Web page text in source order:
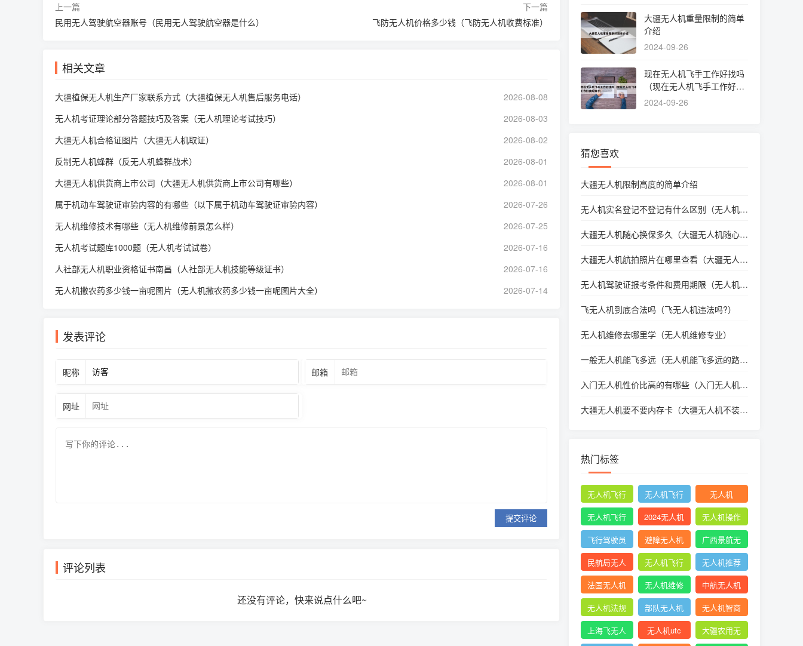
上一篇
民用无人驾驶航空器账号（民用无人驾驶航空器是什么）
下一篇
飞防无人机价格多少钱（飞防无人机收费标准）
相关文章
大疆植保无人机生产厂家联系方式（大疆植保无人机售后服务电话）
2026-08-08
无人机考证理论部分答题技巧及答案（无人机理论考试技巧）
2026-08-03
大疆无人机合格证图片（大疆无人机取证）
2026-08-02
反制无人机蜂群（反无人机蜂群战术）
2026-08-01
大疆无人机供货商上市公司（大疆无人机供货商上市公司有哪些）
2026-08-01
属于机动车驾驶证审验内容的有哪些（以下属于机动车驾驶证审验内容）
2026-07-26
无人机维修技术有哪些（无人机维修前景怎么样）
2026-07-25
无人机考试题库1000题（无人机考试试卷）
2026-07-16
人社部无人机职业资格证书南昌（人社部无人机技能等级证书）
2026-07-16
无人机撒农药多少钱一亩呢图片（无人机撒农药多少钱一亩呢图片大全）
2026-07-14
发表评论
昵称 邮箱
网址
提交评论
评论列表
还没有评论，快来说点什么吧~
大疆无人机重量限制的简单
介绍
2024-09-26
现在无人机飞手工作好找吗
（现在无人机飞手工作好找
吗知乎）
2024-09-26
猜您喜欢
大疆无人机限制高度的简单介绍
无人机实名登记不登记有什么区别（无人机小
大疆无人机随心换保多久（大疆无人机随心换
大疆无人机航拍照片在哪里查看（大疆无人机
无人机驾驶证报考条件和费用期限（无人机驾
飞无人机到底合法吗（飞无人机违法吗?）
无人机维修去哪里学（无人机维修专业）
一般无人机能飞多远（无人机能飞多远的路
入门无人机性价比高的有哪些（入门无人机性
大疆无人机要不要内存卡（大疆无人机不装内
热门标签
无人机飞行
时收起襟翼
无人机飞行
申请
无人机
无人机飞行
申报
2024无人机
新规
无人机操作
手册
飞行驾驶员
操纵无人机
坡度转弯时
避障无人机
广西景航无
人机有限公
司官网首页
民航局无人
机
无人机飞行
控制系统中
的pid控制器
无人机推荐
知乎
法国无人机 无人机维修
中航无人机
成都
无人机法规 部队无人机
无人机智商
税
上海飞无人
无人机utc
大疆农用无